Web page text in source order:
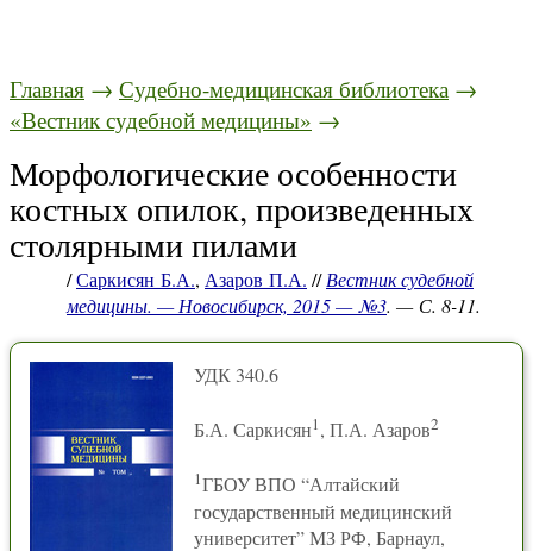
Главная → Судебно-медицинская библиотека →
«Вестник судебной медицины» →
Морфологические особенности
костных опилок, произведенных
столярными пилами
/Саркисян Б.А., Азаров П.А. //Вестник судебной
медицины. — Новосибирск, 2015 — №3. — С. 8-11.
УДК 340.6
Б.А. Саркисян1, П.А. Азаров2
1ГБОУ ВПО “Алтайский
государственный медицинский
университет” МЗ РФ, Барнаул,